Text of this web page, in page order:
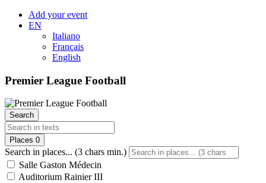
Add your event
EN
Italiano
Français
English
Premier League Football
Search
Places 0
Search in places... (3 chars min.)
Salle Gaston Médecin
Auditorium Rainier III